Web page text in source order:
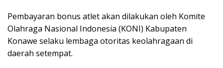
Pembayaran bonus atlet akan dilakukan oleh Komite
Olahraga Nasional Indonesia (KONI) Kabupaten
Konawe selaku lembaga otoritas keolahragaan di
daerah setempat.